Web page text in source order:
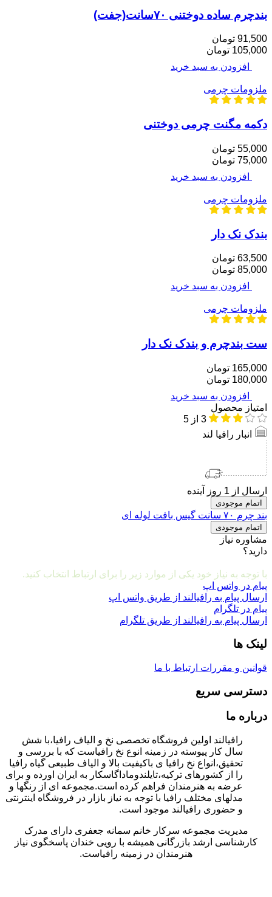
بندچرم ساده دوختنی ۷۰سانت(جفت)
91,500 تومان
105,000 تومان
افزودن به سبد خرید
ملزومات چرمی
دکمه مگنت چرمی دوختنی
55,000 تومان
75,000 تومان
افزودن به سبد خرید
ملزومات چرمی
بندک نک دار
63,500 تومان
85,000 تومان
افزودن به سبد خرید
ملزومات چرمی
ست بندچرم و بندک نک دار
165,000 تومان
180,000 تومان
افزودن به سبد خرید
امتیاز محصول
3 از 5
انبار رافیا لند
ارسال از 1 روز آینده
اتمام موجودی
بند چرم ۷۰ سانت گیس بافت لوله ای
اتمام موجودی
مشاوره نیاز
دارید؟
با توجه به نیاز خود یکی از موارد زیر را برای ارتباط انتخاب کنید.
پیام در واتس اپ
ارسال پیام به رافیالند از طریق واتس اپ
پیام در تلگرام
ارسال پیام به رافیالند از طریق تلگرام
لینک ها
قوانین و مقررات ارتباط با ما
دسترسی سریع
درباره ما
رافیالند اولین فروشگاه تخصصی نخ و الیاف رافیا،با شش
سال کار پیوسته در زمینه انوع نخ رافیاست که با بررسی و
تحقیق،انواع نخ رافیا ی باکیفیت بالا و الیاف طبیعی گیاه رافیا
را از کشورهای ترکیه،تایلندوماداگاسکار به ایران اورده و برای
عرضه به هنرمندان فراهم کرده است.مجموعه ای از رنگها و
مدلهای مختلف رافیا با توجه به نیاز بازار در فروشگاه اینترنتی
و حضوری رافیالند موجود است.
مدیریت مجموعه سرکار خانم سمانه جعفری دارای مدرک
کارشناسی ارشد بازرگانی همیشه با رویی خندان پاسخگوی نیاز
هنرمندان در زمینه رافیاست.